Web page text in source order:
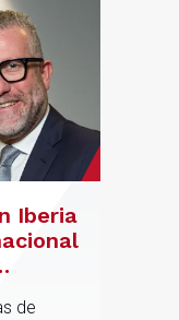
Iberia
de